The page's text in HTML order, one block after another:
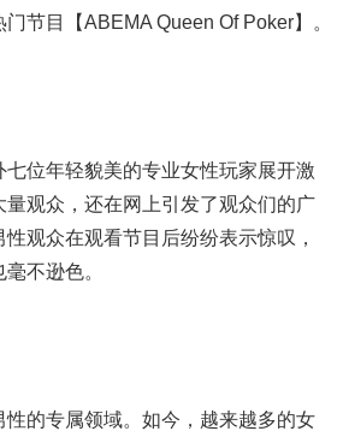
节目【ABEMA Queen Of Poker】。
位年轻貌美的专业女性玩家展开激
观众，还在网上引发了观众们的广
观众在观看节目后纷纷表示惊叹，
不逊色。
的专属领域。如今，越来越多的女